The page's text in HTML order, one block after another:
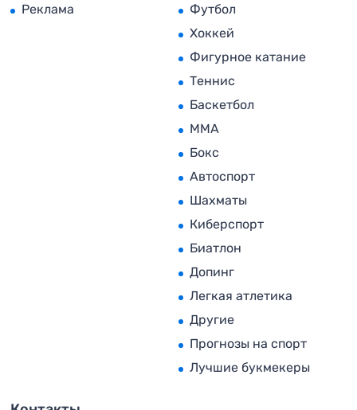
Реклама
Футбол
Хоккей
Фигурное катание
Теннис
Баскетбол
MMA
Бокс
Автоспорт
Шахматы
Киберспорт
Биатлон
Допинг
Легкая атлетика
Другие
Прогнозы на спорт
Лучшие букмекеры